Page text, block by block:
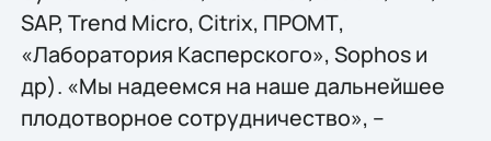
SAP, Trend Micro, Citrix, ПРОМТ,
«Лаборатория Касперского», Sophos и
др). «Мы надеемся на наше дальнейшее
плодотворное сотрудничество», –